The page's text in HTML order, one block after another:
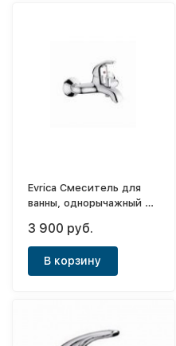
Evrica Смеситель для
ванны, однорычажный с
3 900 руб.
В корзину